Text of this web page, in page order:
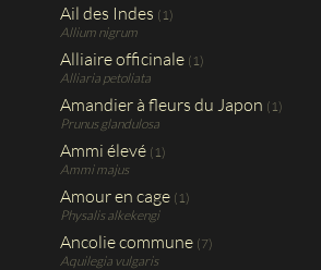
Ail des Indes (1)
Allium nigrum
Alliaire officinale (1)
Alliaria petoliata
Amandier à fleurs du Japon (1)
Prunus glandulosa
Ammi élevé (1)
Ammi majus
Amour en cage (1)
Physalis alkekengi
Ancolie commune (7)
Aquilegia vulgaris